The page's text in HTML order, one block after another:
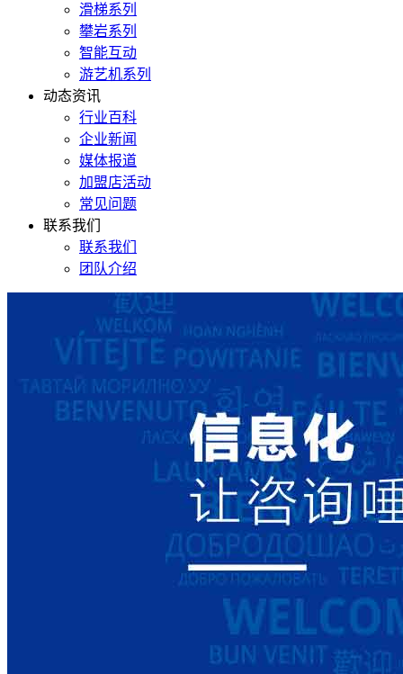
滑梯系列
攀岩系列
智能互动
游艺机系列
动态资讯
行业百科
企业新闻
媒体报道
加盟店活动
常见问题
联系我们
联系我们
团队介绍